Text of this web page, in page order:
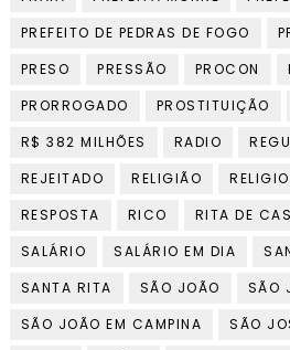
PREFEITO DE PEDRAS DE FOGO
PRESO
PRESSÃO PROCON
PRORROGADO
PROSTITUIÇÃO
R$ 382 MILHÕES
RADIO
REJEITADO
RELIGIÃO
RESPOSTA
RICO RITA DE
SALÁRIO
SALÁRIO EM DIA
SANTA RITA
SÃO JOÃO
SÃO
SÃO JOÃO EM CAMPINA
SÃO